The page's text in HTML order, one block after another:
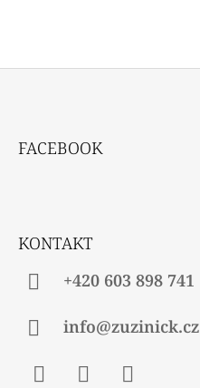
FACEBOOK
KONTAKT
+420 603 898 741
info@zuzinick.cz